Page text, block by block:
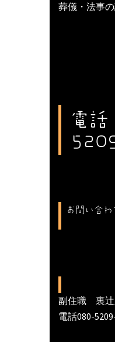
葬儀・法事
電
お問い合
副住職 裏辻
電話080-